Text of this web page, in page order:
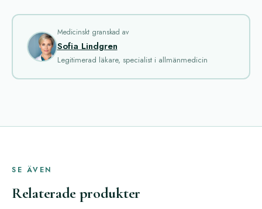
Medicinskt granskad av
Sofia Lindgren
Legitimerad läkare, specialist i allmänmedicin
SE ÄVEN
Relaterade produkter